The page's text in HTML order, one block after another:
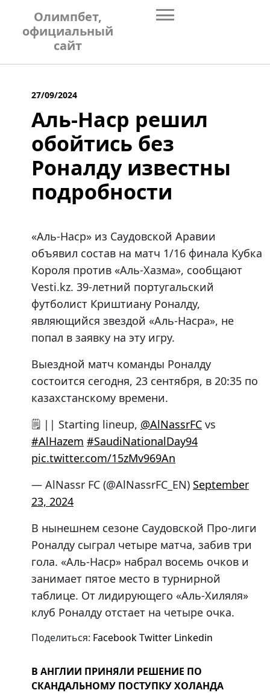
content
Олимпбет,
официальный
сайт
27/09/2024
Аль-Наср решил
обойтись без
Роналду известны
подробности
«Аль-Наср» из Саудовской Аравии
объявил состав на матч 1/16 финала Кубка
Короля против «Аль-Хазма», сообщают
Vesti.kz. 39-летний португальский
футболист Криштиану Роналду,
являющийся звездой «Аль-Насра», не
попал в заявку на эту игру.
Выездной матч команды Роналду
состоится сегодня, 23 сентября, в 20:35 по
казахстанскому времени.
🗒 || Starting lineup, @AlNassrFC vs
#AlHazem #SaudiNationalDay94
pic.twitter.com/15zMv969An
— AlNassr FC (@AlNassrFC_EN) September
23, 2024
В нынешнем сезоне Саудовской Про-лиги
Роналду сыграл четыре матча, забив три
гола. «Аль-Наср» набрал восемь очков и
занимает пятое место в турнирной
таблице. От лидирующего «Аль-Хиляля»
клуб Роналду отстает на четыре очка.
Поделиться: FacebookTwitter Linkedin
В АНГЛИИ ПРИНЯЛИ РЕШЕНИЕ ПО
СКАНДАЛЬНОМУ ПОСТУПКУ ХОЛАНДА